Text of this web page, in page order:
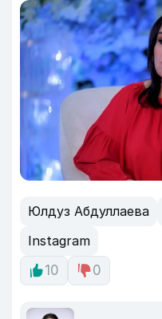
Юлдуз Абдуллаева
Instagram
10
0